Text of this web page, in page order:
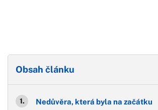
Obsah článku
Nedůvěra, která byla na začátku